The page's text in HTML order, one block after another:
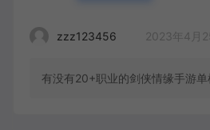
zzz123456 2023年4月
有没有20+职业的剑侠情缘手游单